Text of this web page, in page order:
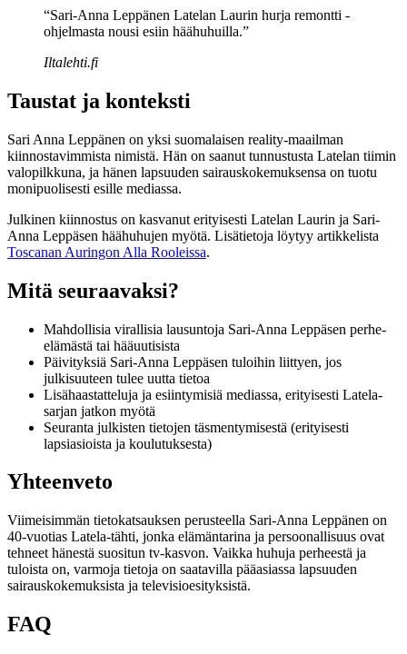
“Sari-Anna Leppänen Latelan Laurin hurja remontti -
ohjelmasta nousi esiin häähuhuilla.”
Iltalehti.fi
Taustat ja konteksti
Sari Anna Leppänen on yksi suomalaisen reality-maailman
kiinnostavimmista nimistä. Hän on saanut tunnustusta Latelan tiimin
valopilkkuna, ja hänen lapsuuden sairauskokemuksensa on tuotu
monipuolisesti esille mediassa.
Julkinen kiinnostus on kasvanut erityisesti Latelan Laurin ja Sari-
Anna Leppäsen häähuhujen myötä. Lisätietoja löytyy artikkelista
Toscanan Auringon Alla Rooleissa.
Mitä seuraavaksi?
Mahdollisia virallisia lausuntoja Sari-Anna Leppäsen perhe-
elämästä tai hääuutisista
Päivityksiä Sari-Anna Leppäsen tuloihin liittyen, jos
julkisuuteen tulee uutta tietoa
Lisähaastatteluja ja esiintymisiä mediassa, erityisesti Latela-
sarjan jatkon myötä
Seuranta julkisten tietojen täsmentymisestä (erityisesti
lapsiasioista ja koulutuksesta)
Yhteenveto
Viimeisimmän tietokatsauksen perusteella Sari-Anna Leppänen on
40-vuotias Latela-tähti, jonka elämäntarina ja persoonallisuus ovat
tehneet hänestä suositun tv-kasvon. Vaikka huhuja perheestä ja
tuloista on, varmoja tietoja on saatavilla pääasiassa lapsuuden
sairauskokemuksista ja televisioesityksistä.
FAQ